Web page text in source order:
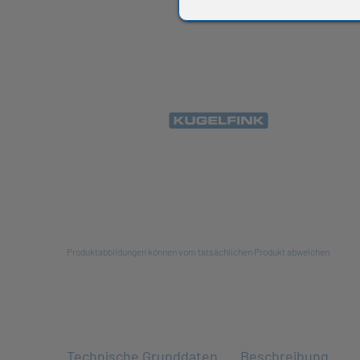
Produktabbildungen können vom tatsächlichen Produkt abweichen
Technische Grunddaten Beschreibung